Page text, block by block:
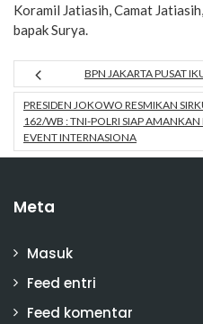
Koramil Jatiasih, Camat
bapak Surya.
BPN JAKARTA PUSAT
PRESIDEN JOKOWO RESMIKAN
162/WB : TNI-POLRI SIAP AMANKAN
EVENT INTERNASIONA
Meta
Masuk
Feed entri
Feed komentar